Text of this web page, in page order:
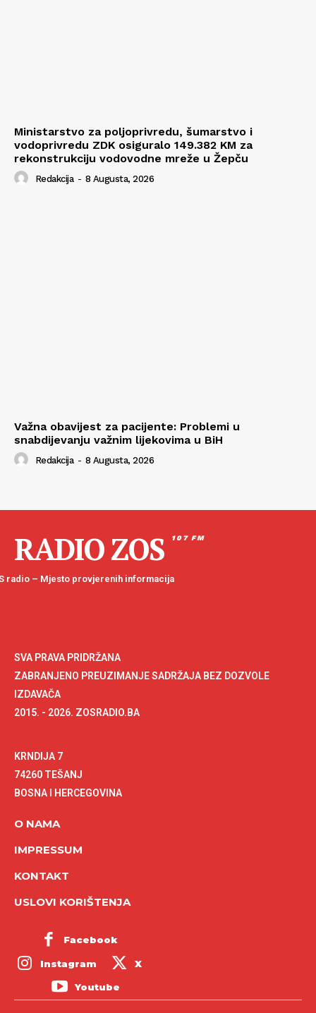
Ministarstvo za poljoprivredu, šumarstvo i
vodoprivredu ZDK osiguralo 149.382 KM za
rekonstrukciju vodovodne mreže u Žepču
Redakcija - 8 Augusta, 2026
Važna obavijest za pacijente: Problemi u
snabdijevanju važnim lijekovima u BiH
Redakcija - 8 Augusta, 2026
RADIO ZOS 107 FM
radio – Mjesto provjerenih informacija
SVA PRAVA PRIDRŽANA
ZABRANJENO PREUZIMANJE SADRŽAJA BEZ DOZVOLE
IZDAVAČA
2015. - 2026. ZOSRADIO.BA
KRNDIJA 7
74260 TEŠANJ
BOSNA I HERCEGOVINA
O NAMA
IMPRESSUM
KONTAKT
USLOVI KORIŠTENJA
Facebook
Instagram X
Youtube